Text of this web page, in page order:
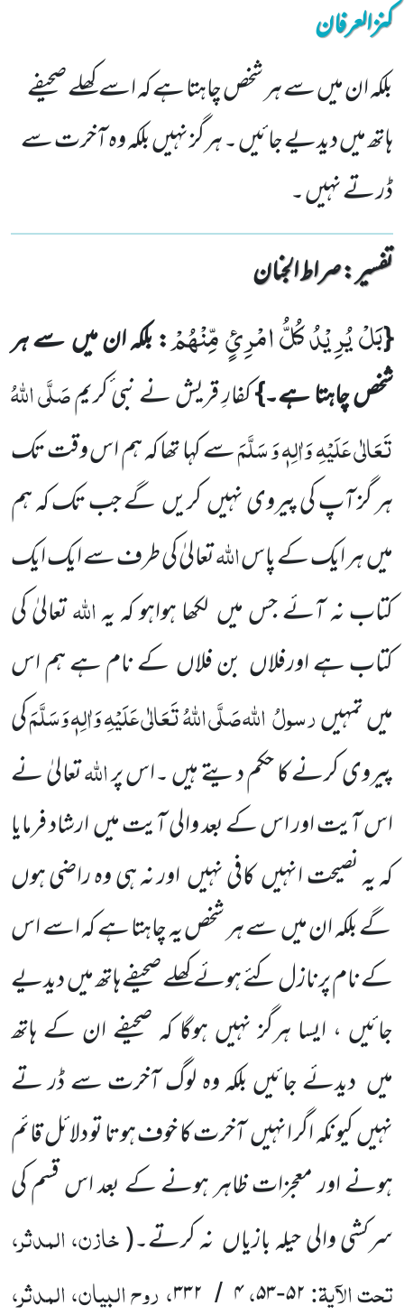
کنزالعرفان
بلکہ ان میں سے ہر شخص چاہتا ہے کہ اسے کھلے صحیفے
ہاتھ میں دیدیے جائیں ۔ ہرگز نہیں بلکہ وہ آخرت سے
ڈر تے نہیں ۔
تفسیر : ‎صراط الجنان
{بَلْ یُرِیْدُ كُلُّ امْرِئٍ مِّنْهُمْ: بلکہ ان میںسے ہر
شخص چاہتا ہے۔}کفارِ قریش نے نبی ٔکریمصَلَّی اللّٰہُ
تَعَالٰی عَلَیْہِوَاٰلِہٖ وَ سَلَّمَسے کہا تھا کہ ہم اس وقت تک
ہر گز آپ کی پیروی نہیںکریںگے جب تک کہ ہم
میںہر ایک کے پاساللّٰہتعالیٰ کیطرف سے ایک ایک
کتاب نہ آئے جس میں لکھا ہواہو کہ یہاللّٰہتعالیٰ کی
کتاب ہے اورفلاں بن فلاںکے نام ہے ہماس
میںتمہیںرسولُاللّٰہصَلَّی اللّٰہُ تَعَالٰی عَلَیْہِ وَاٰلِہٖ وَسَلَّمَکی
پیروی کرنے کا حکم دیتے ہیں ۔اس پراللّٰہتعالیٰ نے
اس آیت اور اس کے بعد والی آیت میںارشاد فرمایا
کہ یہ نصیحت انہیںکافی نہیںاور نہ ہی وہ راضی ہوں
گے بلکہ ان میںسے ہر شخص یہ چاہتا ہے کہ اسے اس
کے نام پرنازل کئے ہوئے کھلے صحیفے ہاتھ میںدیدیے
جائیں ، ایسا ہرگز نہیں ہوگا کہ صحیفے ان کے ہاتھ
میں دیدئے جائیں بلکہ وہ لوگ آخرت سے ڈر تے
نہیںکیونکہ اگر انہیںآخرت کا خوف ہوتا تو دلائل قائم
ہونے اور معجزات ظاہر ہونے کے بعد اس قسم کی
سرکشی والی حیلہ بازیاں نہ کرتے۔(خازن، المدثر،
تحت الآیۃ:۵۲-۵۳،۴ / ۳۳۲، روح البیان، المدثر،